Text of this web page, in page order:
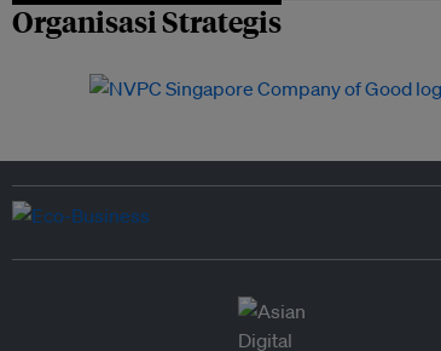
Organisasi Strategis